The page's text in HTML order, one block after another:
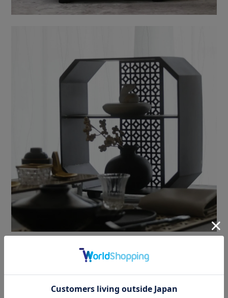
※ブラックはＳサイズのみになりますので
ご注文時はお気をつけください